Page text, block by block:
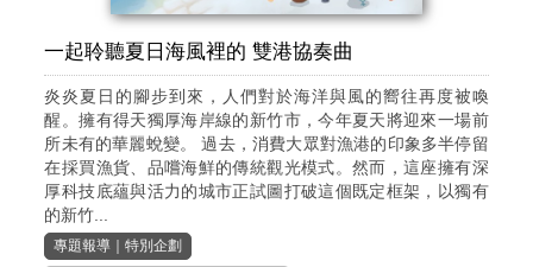
一起聆聽夏日海風裡的 雙港協奏曲
炎炎夏日的腳步到來，人們對於海洋與風的嚮往再度被喚
醒。擁有得天獨厚海岸線的新竹市，今年夏天將迎來一場前
所未有的華麗蛻變。 過去，消費大眾對漁港的印象多半停留
在採買漁貨、品嚐海鮮的傳統觀光模式。然而，這座擁有深
厚科技底蘊與活力的城市正試圖打破這個既定框架，以獨有
的新竹...
專題報導 ｜特別企劃